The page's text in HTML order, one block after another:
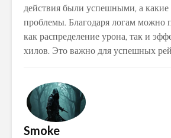
действия были успешными‚ а какие
проблемы. Благодаря логам можно
как распределение урона‚ так и
хилов. Это важно для успешных
Smoke